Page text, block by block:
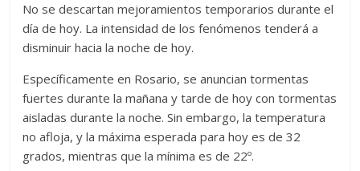
No se descartan mejoramientos temporarios durante el
día de hoy. La intensidad de los fenómenos tenderá a
disminuir hacia la noche de hoy.
Específicamente en Rosario, se anuncian tormentas
fuertes durante la mañana y tarde de hoy con tormentas
aisladas durante la noche. Sin embargo, la temperatura
no afloja, y la máxima esperada para hoy es de 32
grados, mientras que la mínima es de 22º.